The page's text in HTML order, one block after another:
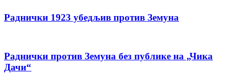
Раднички 1923 убедљив против Земуна
Раднички против Земуна без публике на „Чика
Дачи“